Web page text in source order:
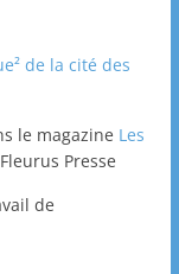
de la cité des
le magazine Les
Presse
de